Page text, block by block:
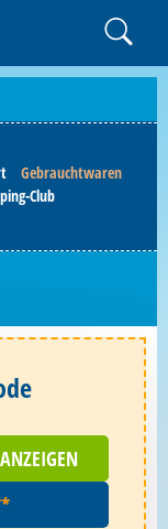
Gebrauchtwaren
Club